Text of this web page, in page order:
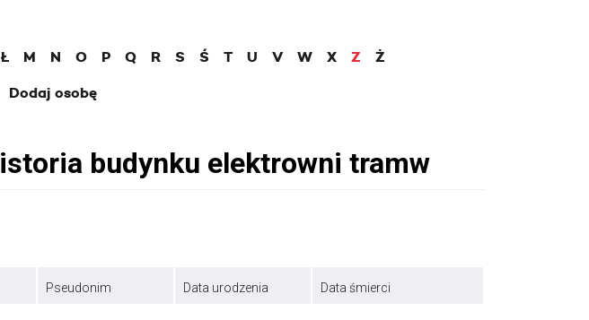
Ł M N O P Q R S Ś T U V W X Z
Ż
Dodaj osobę
Pseudonim Data urodzenia Data śmierci